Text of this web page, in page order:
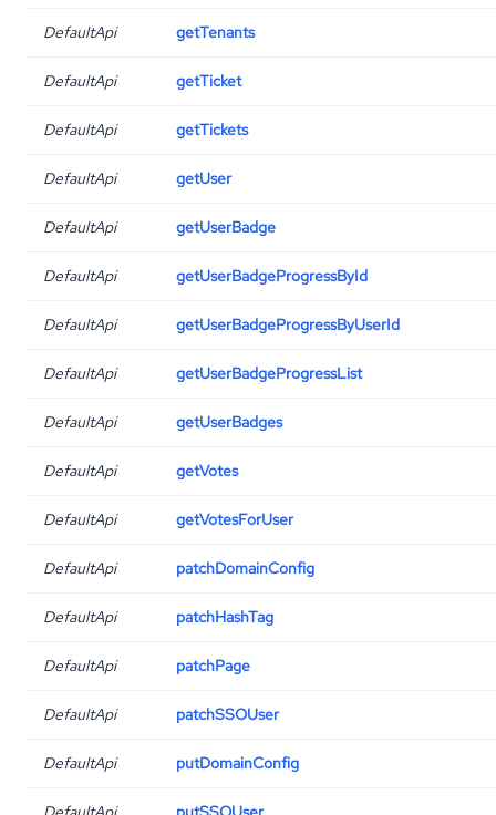
DefaultApi getTenants
DefaultApi getTicket
DefaultApi getTickets
DefaultApi getUser
DefaultApi getUserBadge
DefaultApi getUserBadgeProgressById
DefaultApi getUserBadgeProgressByUserId
DefaultApi getUserBadgeProgressList
DefaultApi getUserBadges
DefaultApi getVotes
DefaultApi getVotesForUser
DefaultApi patchDomainConfig
DefaultApi patchHashTag
DefaultApi patchPage
DefaultApi patchSSOUser
DefaultApi putDomainConfig